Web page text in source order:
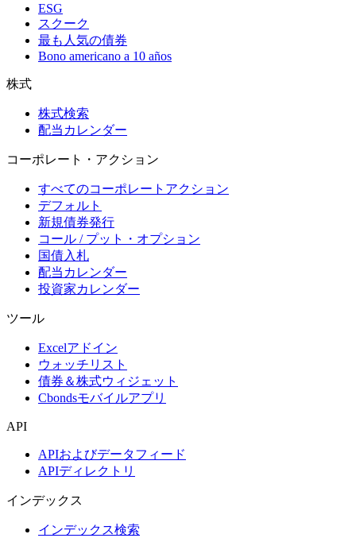
ESG
スクーク
最も人気の債券
Bono americano a 10 años
株式
株式検索
配当カレンダー
コーポレート・アクション
すべてのコーポレートアクション
デフォルト
新規債券発行
コール / プット・オプション
国債入札
配当カレンダー
投資家カレンダー
ツール
Excelアドイン
ウォッチリスト
債券＆株式ウィジェット
Cbondsモバイルアプリ
API
APIおよびデータフィード
APIディレクトリ
インデックス
インデックス検索